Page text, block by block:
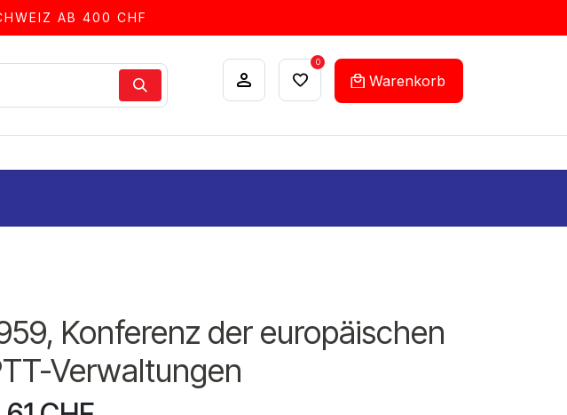
AB 400 CHF
0
Warenkorb
Konferenz der europäischen
Verwaltungen